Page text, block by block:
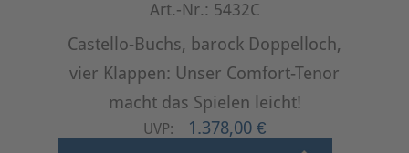
Art.-Nr.: 5432C
Castello-Buchs, barock Doppelloch,
vier Klappen: Unser Comfort-Tenor
macht das Spielen leicht!
UVP: 1.378,00 €